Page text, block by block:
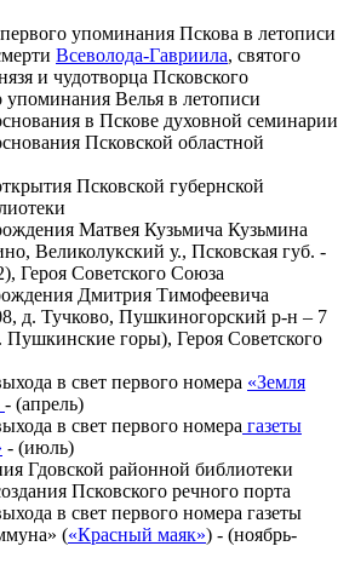
первого упоминания Пскова в летописи
Всеволода-Гавриила, святого
и чудотворца Псковского
упоминания Велья в летописи
в Пскове духовной семинарии
Псковской областной
Псковской губернской
Матвея Кузьмича Кузьмина
Великолукский у., Псковская губ. -
Героя Советского Союза
Дмитрия Тимофеевича
д. Тучково, Пушкиногорский р-н – 7
горы), Героя Советского
в свет первого номера «Земля
- (апрель)
в свет первого номера газеты
- (июль)
Гдовской районной библиотеки
Псковского речного порта
в свет первого номера газеты
(«Красный маяк») - (ноябрь-